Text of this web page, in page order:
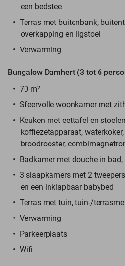
een bedstee
Terras met buitenbank,
overkapping en ligstoel
Verwarming
Bungalow Damhert (3 tot 6
70 m²
Sfeervolle woonkamer met
Keuken met eettafel en
koffiezetapparaat,
broodrooster,
Badkamer met douche in
3 slaapkamers met 2
en een inklapbaar babybed
Terras met tuin, tuin-/
Verwarming
Parkeerplaats
Wifi